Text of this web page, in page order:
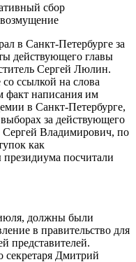
в Санкт-Петербурге за
действующего главы
Сергей Люлин.
ссылкой на слова
факт написания им
в Санкт-Петербурге,
за действующего
Сергей Владимирович, по
как
посчитали
должны были
в правительство для
представителей.
Дмитрий